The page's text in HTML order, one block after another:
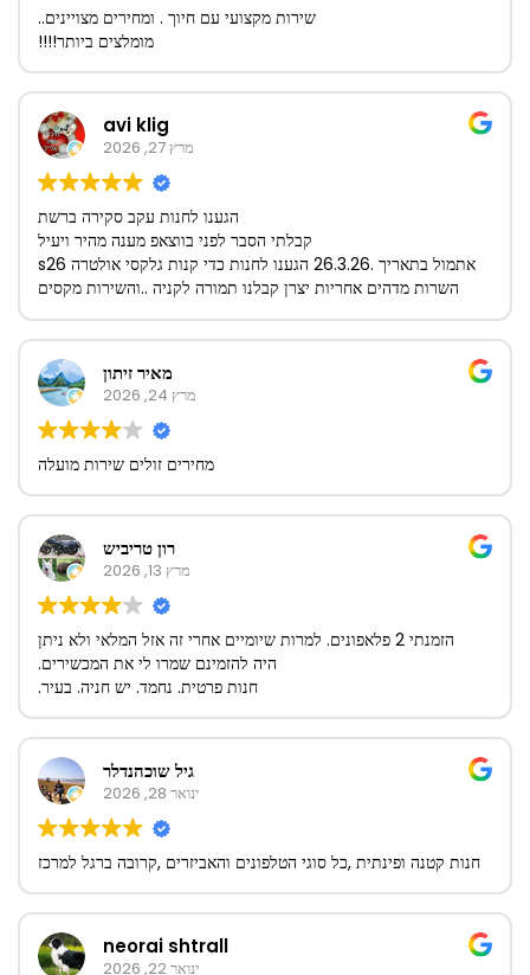
שירות מקצועי עם חיוך . ומחירים מצויינים..
מומלצים ביותר!!!!
avi klig
מרץ 27, 2026
הגענו לחנות עקב סקירה ברשת
קבלתי הסבר לפני בווצאפ מענה מהיר ויעיל
אתמול בתאריך .26.3.26 הגענו לחנות כדי קנות גלקסי אולטרה s26
השרות מדהים אחריות יצרן קבלנו תמורה לקניה ..והשירות מקסים
הייתם סבלנים ומסברי פנים חנות מדהימה בהצלחה מכל ❤️
🙏
מאיר זיתון
מרץ 24, 2026
מחירים זולים שירות מועלה
רון טריביש
מרץ 13, 2026
הזמנתי 2 פלאפונים. למרות שיומיים אחרי זה אזל המלאי ולא ניתן
היה להזמינם שמרו לי את המכשירים.
חנות פרטית. נחמד. יש חניה. בעיר.
גיל שוכהנדלר
ינואר 28, 2026
חנות קטנה ופינתית ,כל סוגי הטלפונים והאביזרים ,קרובה ברגל למרכז
neorai shtrall
ינואר 22, 2026